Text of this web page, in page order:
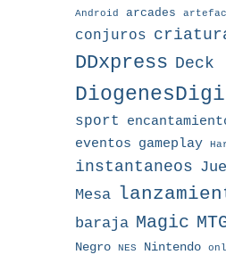
Android arcades
conjuros
DDxpress Deck
sport
eventos gameplay
instantaneos
Mesa
baraja Magic
Negro
NES Nintendo